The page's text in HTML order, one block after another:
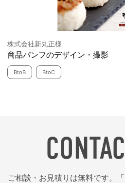
株式会社新丸正様
商品パンフのデザイン・撮影
BtoB BtoC
ご相談・お見積りは無料です。